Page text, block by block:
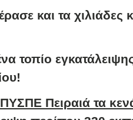
και τα χιλιάδες
τοπίο
Πειραιά τα